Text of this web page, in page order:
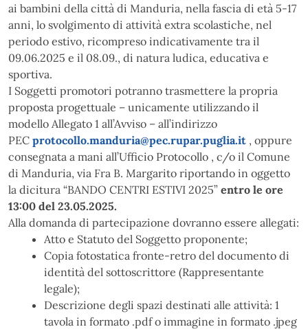
ai bambini della città di Manduria, nella fascia di età 5-17
anni, lo svolgimento di attività extra scolastiche, nel
periodo estivo, ricompreso indicativamente tra il
09.06.2025 e il 08.09., di natura ludica, educativa e
sportiva.
I Soggetti promotori potranno trasmettere la propria
proposta progettuale – unicamente utilizzando il
modello Allegato 1 all’Avviso – all’indirizzo
PEC protocollo.manduria@pec.rupar.puglia.it , oppure
consegnata a mani all’Ufficio Protocollo , c/o il Comune
di Manduria, via Fra B. Margarito riportando in oggetto
la dicitura “BANDO CENTRI ESTIVI 2025” entro le ore
13:00 del 23.05.2025.
Alla domanda di partecipazione dovranno essere allegati:
Atto e Statuto del Soggetto proponente;
Copia fotostatica fronte-retro del documento di
identità del sottoscrittore (Rappresentante
legale);
Descrizione degli spazi destinati alle attività: 1
tavola in formato .pdf o immagine in formato .jpeg